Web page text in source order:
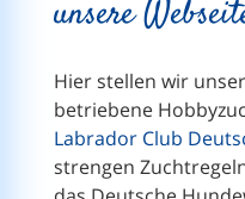
unsere
Hier stellen wir
betriebene
Labrador Club
strengen